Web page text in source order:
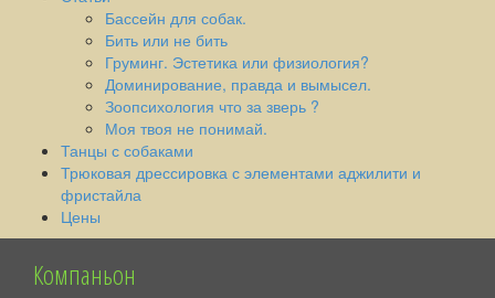
Бассейн для собак.
Бить или не бить
Груминг. Эстетика или физиология?
Доминирование, правда и вымысел.
Зоопсихология что за зверь ?
Моя твоя не понимай.
Танцы с собаками
Трюковая дрессировка с элементами аджилити и
фристайла
Цены
Компаньон